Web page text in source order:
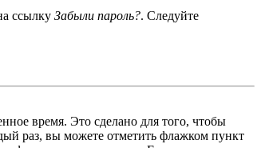
ссылку Забыли пароль?. Следуйте
время. Это сделано для того, чтобы
раз, вы можете отметить флажком пункт